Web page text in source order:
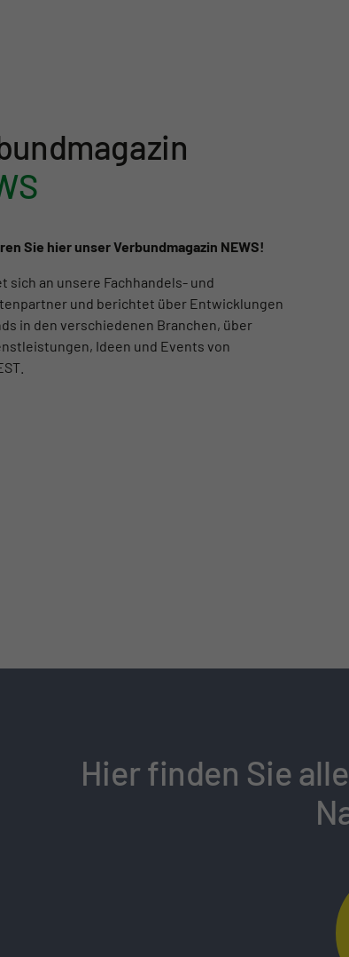
Sie hier unser Verbundmagazin NEWS!
sich an unsere Fachhandels- und
und berichtet über Entwicklungen
in den verschiedenen Branchen, über
Ideen und Events von
Hier finden Sie